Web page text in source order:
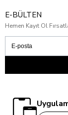
E-BÜLTEN
Hemen Kayıt Ol